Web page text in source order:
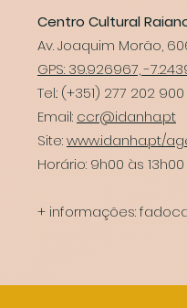
Centro Cultural
Av. Joaquim Morão,
GPS: 39.926967, -
Tel.: (+351) 277 202 900
Email: ccr@idanha.pt
Site:www.idanha.pt/
Horário: 9h00 às
+ informações: